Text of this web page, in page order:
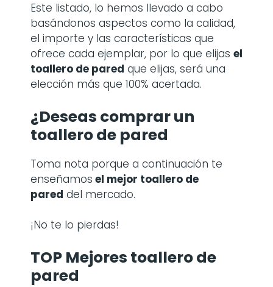
Este listado, lo hemos llevado a cabo
basándonos aspectos como la calidad,
el importe y las características que
ofrece cada ejemplar, por lo que elijas el
toallero de pared que elijas, será una
elección más que 100% acertada.
¿Deseas comprar un
toallero de pared
Toma nota porque a continuación te
enseñamos el mejor toallero de
pared del mercado.
¡No te lo pierdas!
TOP Mejores toallero de
pared